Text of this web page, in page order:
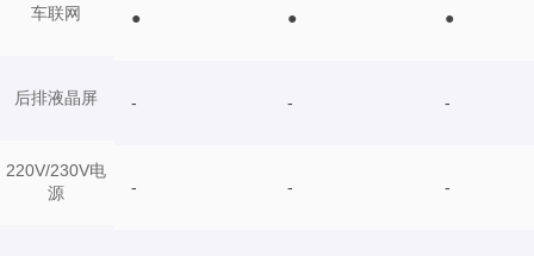
车联网
后排液晶屏
220V/230V电
源
● ● ●
- - -
- - -